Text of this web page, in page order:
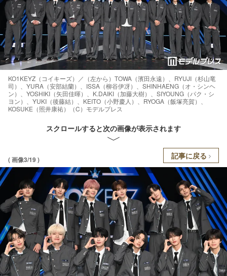
KO1KEYZ（コイキーズ）／（左から）TOWA（濱田永遠）、RYUJI（杉山竜
司）、YURA（安部結蘭）、ISSA（柳谷伊冴）、SHINHAENG（オ・シンヘ
ン）、YOSHIKI（矢田佳暉）、K.DAIKI（加藤大樹）、SIYOUNG（パク・シ
ヨン）、YUKI（後藤結）、KEITO（小野慶人）、RYOGA（飯塚亮賀）、
KOSUKE（照井康祐）（C）モデルプレス
スクロールすると次の画像が表示されます
( 画像3/19 ) 記事に戻る